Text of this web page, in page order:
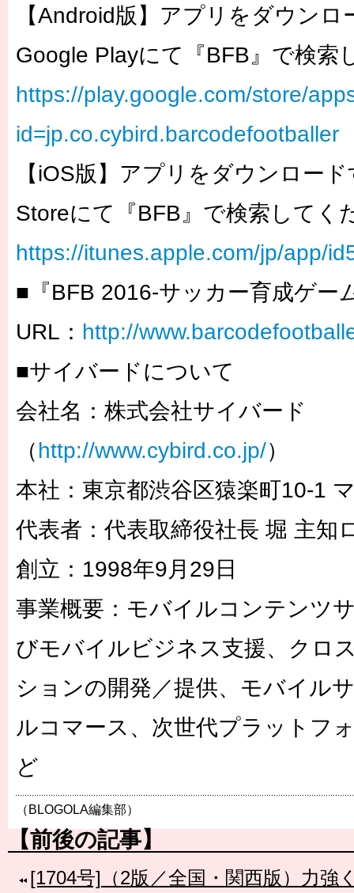
【Android版】アプリをダウン
Google Playにて『BFB』で検索
https://play.google.com/store/
id=jp.co.cybird.barcodefootballer
【iOS版】アプリをダウンロー
Storeにて『BFB』で検索してく
https://itunes.apple.com/jp/app/
■『BFB 2016-サッカー育成ゲー
URL： http://
■サイバードについて
会社名：株式会社サイバード
（http://www.cybird.co.jp/）
本社：東京都渋谷区猿楽町10-1
代表者：代表取締役社長 堀 主知
創立：1998年9月29日
事業概要：モバイルコンテンツ
びモバイルビジネス支援、クロ
ションの開発／提供、モバイル
ルコマース、次世代プラットフ
ど
（BLOGOLA編集部）
【前後の記事】
[1704号]（2版／全国・関西版）力強